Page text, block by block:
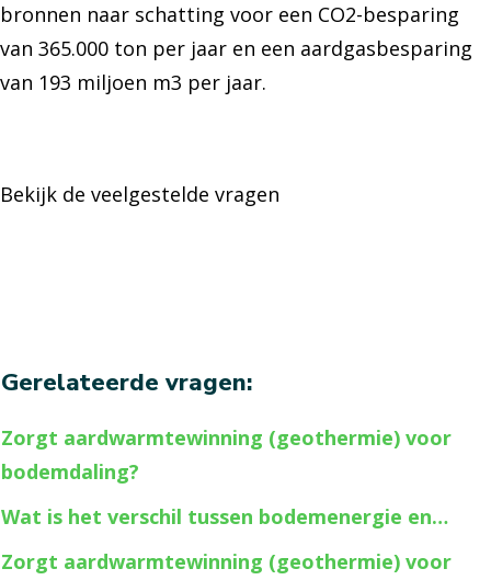
bronnen naar schatting voor een CO2-besparing
van 365.000 ton per jaar en een aardgasbesparing
van 193 miljoen m3 per jaar.
Bekijk de veelgestelde vragen
Gerelateerde vragen:
Zorgt aardwarmtewinning (geothermie) voor
bodemdaling?
Wat is het verschil tussen bodemenergie en…
Zorgt aardwarmtewinning (geothermie) voor